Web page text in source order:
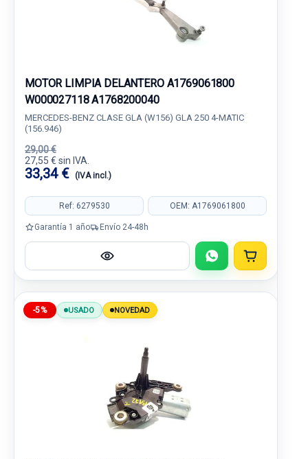
MOTOR LIMPIA DELANTERO A1769061800
W000027118 A1768200040
MERCEDES-BENZ CLASE GLA (W156) GLA 250 4-MATIC
(156.946)
29,00 €
27,55 € sin IVA.
33,34 € (IVA incl.)
Ref: 6279530 OEM: A1769061800
Garantía 1 año Envío 24-48h
-5% USADO NOVEDAD